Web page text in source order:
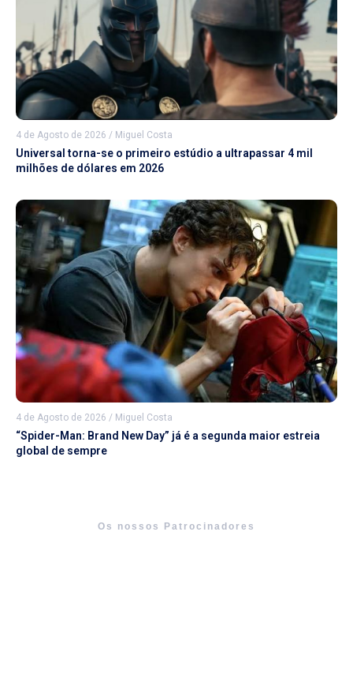
4 de Agosto de 2026 / Miguel Costa
Universal torna-se o primeiro estúdio a ultrapassar 4 mil
milhões de dólares em 2026
4 de Agosto de 2026 / Miguel Costa
“Spider-Man: Brand New Day” já é a segunda maior estreia
global de sempre
Os nossos Patrocinadores